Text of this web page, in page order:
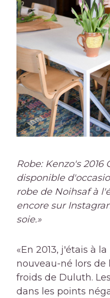
Robe: Kenzo's
disponible
robe de Noihsaf à
encore sur
soie.»
«En 2013, j'étais à
nouveau-né lors de
froids de Duluth.
dans les points